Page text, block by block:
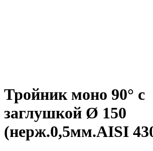
Тройник моно 90° с
заглушкой Ø 150
(нерж.0,5мм.AISI